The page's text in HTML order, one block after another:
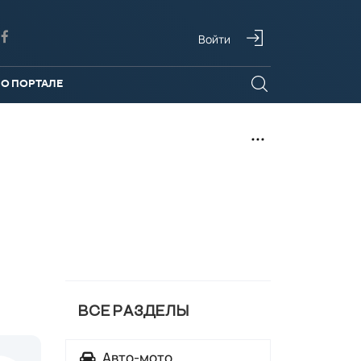
Войти
О ПОРТАЛЕ
ВСЕ РАЗДЕЛЫ